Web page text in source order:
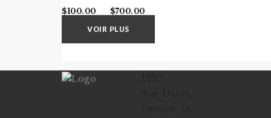
$100.00 – $700.00Plage
VOIR PLUS